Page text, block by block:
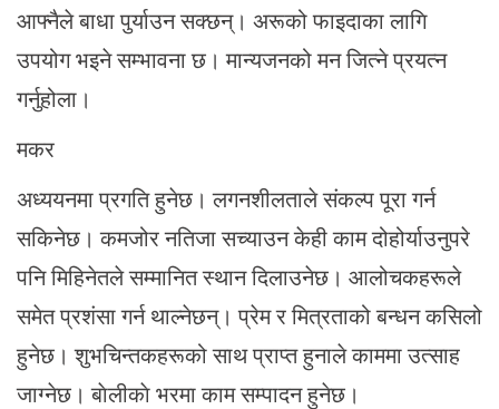
आफ्नैले बाधा पुर्याउन सक्छन्। अरूको फाइदाका लागि
उपयोग भइने सम्भावना छ। मान्यजनको मन जित्ने प्रयत्न
गर्नुहोला।
मकर
अध्ययनमा प्रगति हुनेछ। लगनशीलताले संकल्प पूरा गर्न
सकिनेछ। कमजोर नतिजा सच्याउन केही काम दोहोर्याउनुपरे
पनि मिहिनेतले सम्मानित स्थान दिलाउनेछ। आलोचकहरूले
समेत प्रशंसा गर्न थाल्नेछन्। प्रेम र मित्रताको बन्धन कसिलो
हुनेछ। शुभचिन्तकहरूको साथ प्राप्त हुनाले काममा उत्साह
जाग्नेछ। बाेलीकाे भरमा काम सम्पादन हुनेछ।